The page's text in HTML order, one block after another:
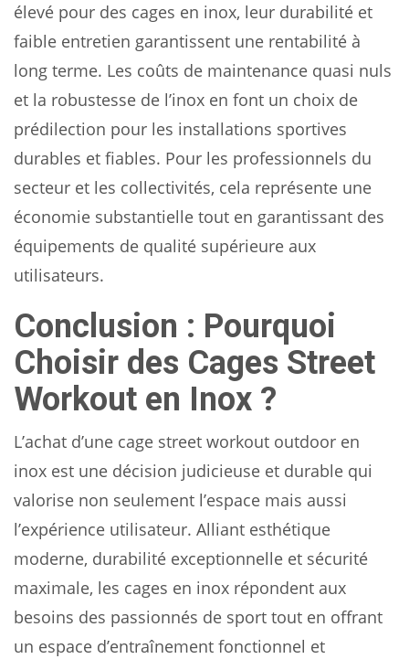
élevé pour des cages en inox, leur durabilité et
faible entretien garantissent une rentabilité à
long terme. Les coûts de maintenance quasi nuls
et la robustesse de l’inox en font un choix de
prédilection pour les installations sportives
durables et fiables. Pour les professionnels du
secteur et les collectivités, cela représente une
économie substantielle tout en garantissant des
équipements de qualité supérieure aux
utilisateurs.
Conclusion : Pourquoi
Choisir des Cages Street
Workout en Inox ?
L’achat d’une cage street workout outdoor en
inox est une décision judicieuse et durable qui
valorise non seulement l’espace mais aussi
l’expérience utilisateur. Alliant esthétique
moderne, durabilité exceptionnelle et sécurité
maximale, les cages en inox répondent aux
besoins des passionnés de sport tout en offrant
un espace d’entraînement fonctionnel et